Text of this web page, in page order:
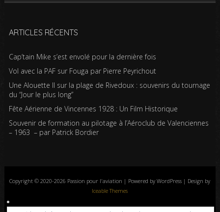
ARTICLES RÉCENTS
Cap’tain Mike s’est envolé pour la dernière fois
Vol avec la PAF sur Fouga par Pierre Peyrichout
Une Alouette II sur la plage de Rivedoux : souvenirs du tournage
du “Jour le plus long”
Fête Aérienne de Vincennes 1928 : Un Film Historique
Souvenir de formation au pilotage à l’Aéroclub de Valenciennes
– 1963 – par Patrick Bordier
Copyright © 2020-2026 Passion pour l'aviation | Powered by WordPress | Design by
Iceable Themes
Accueil Blog Albums photos Histoires de l’aviation Contrôle aérien